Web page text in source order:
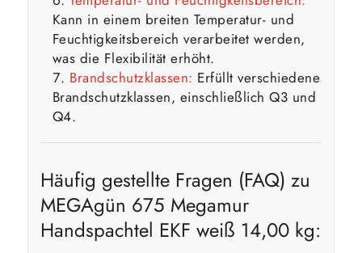
Kann in einem breiten Temperatur- und
Feuchtigkeitsbereich verarbeitet werden,
was die Flexibilität erhöht.
Brandschutzklassen: Erfüllt verschiedene
Brandschutzklassen, einschließlich Q3 und
Q4.
Häufig gestellte Fragen (FAQ) zu
MEGAgün 675 Megamur
Handspachtel EKF weiß 14,00 kg: